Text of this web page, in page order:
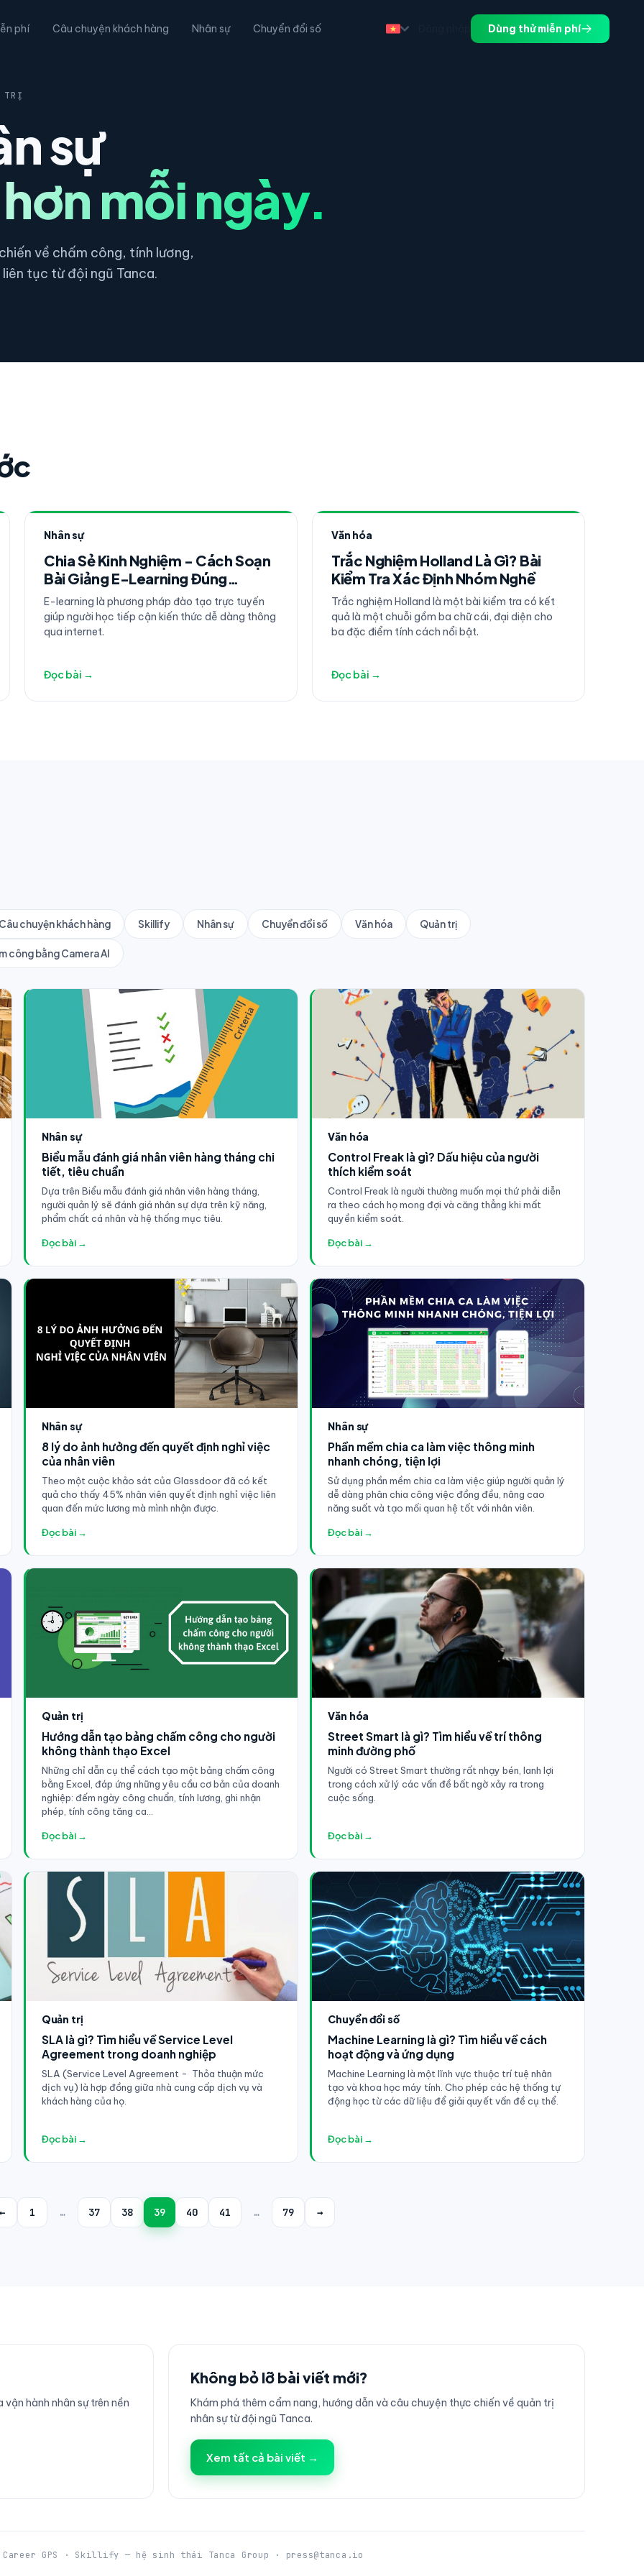
phí Câu chuyện khách hàng Nhân sự Chuyển đổi số Dùng thử miễn phí
TRỊ
sự
mỗi ngày.
về chấm công, tính lương,
tục từ đội ngũ Tanca.
Nhân sự
Chia Sẻ Kinh Nghiệm - Cách Soạn
Bài Giảng E-Learning Đúng
Chuẩn!
E-learning là phương pháp đào tạo trực tuyến
giúp người học tiếp cận kiến thức dễ dàng thông
qua internet.
Đọc bài →
Văn hóa
Trắc Nghiệm Holland Là Gì? Bài
Kiểm Tra Xác Định Nhóm Nghề
Trắc nghiệm Holland là một bài kiểm tra có kết
quả là một chuỗi gồm ba chữ cái, đại diện cho
ba đặc điểm tính cách nổi bật.
Đọc bài →
Câu chuyện khách hàng Skillify Nhân sự Chuyển đổi số Văn hóa Quản trị
công bằng Camera AI
Nhân sự
Biểu mẫu đánh giá nhân viên hàng tháng chi
tiết, tiêu chuẩn
Dựa trên Biểu mẫu đánh giá nhân viên hàng tháng,
người quản lý sẽ đánh giá nhân sự dựa trên kỹ năng,
phẩm chất cá nhân và hệ thống mục tiêu.
Đọc bài →
Văn hóa
Control Freak là gì? Dấu hiệu của người
thích kiểm soát
Control Freak là người thường muốn mọi thứ phải diễn
ra theo cách họ mong đợi và căng thẳng khi mất
quyền kiểm soát.
Đọc bài →
Nhân sự
8 lý do ảnh hưởng đến quyết định nghỉ việc
của nhân viên
Theo một cuộc khảo sát của Glassdoor đã có kết
quả cho thấy 45% nhân viên quyết định nghỉ việc liên
quan đến mức lương mà mình nhận được.
Đọc bài →
Nhân sự
Phần mềm chia ca làm việc thông minh
nhanh chóng, tiện lợi
Sử dụng phần mềm chia ca làm việc giúp người quản lý
dễ dàng phân chia công việc đồng đều, nâng cao
năng suất và tạo mối quan hệ tốt với nhân viên.
Đọc bài →
Quản trị
Hướng dẫn tạo bảng chấm công cho người
không thành thạo Excel
Những chỉ dẫn cụ thể cách tạo một bảng chấm công
bằng Excel, đáp ứng những yêu cầu cơ bản của doanh
nghiệp: đếm ngày công chuẩn, tính lương, ghi nhận
phép, tính công tăng ca…
Đọc bài →
Văn hóa
Street Smart là gì? Tìm hiểu về trí thông
minh đường phố
Người có Street Smart thường rất nhạy bén, lanh lợi
trong cách xử lý các vấn đề bất ngờ xảy ra trong
cuộc sống.
Đọc bài →
Quản trị
SLA là gì? Tìm hiểu về Service Level
Agreement trong doanh nghiệp
SLA (Service Level Agreement - Thỏa thuận mức
dịch vụ) là hợp đồng giữa nhà cung cấp dịch vụ và
khách hàng của họ.
Đọc bài →
Chuyển đổi số
Machine Learning là gì? Tìm hiểu về cách
hoạt động và ứng dụng
Machine Learning là một lĩnh vực thuộc trí tuệ nhân
tạo và khoa học máy tính. Cho phép các hệ thống tự
động học từ các dữ liệu để giải quyết vấn đề cụ thể.
Đọc bài →
← 1 … 37 38 39 40 41 … 79 →
hành nhân sự trên nền
Không bỏ lỡ bài viết mới?
Khám phá thêm cẩm nang, hướng dẫn và câu chuyện thực chiến về quản trị
nhân sự từ đội ngũ Tanca.
Xem tất cả bài viết →
GPS · Skillify — hệ sinh thái Tanca Group · press@tanca.io